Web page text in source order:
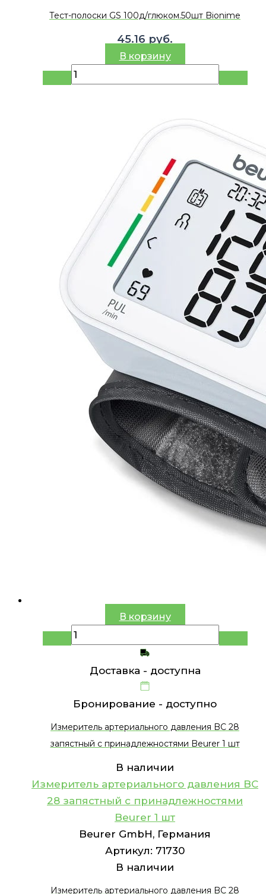
Тест-полоски GS 100д/глюком.50шт Bionime
45.16 руб.
В корзину
В корзину
Доставка - доступна
Бронирование - доступно
Измеритель артериального давления BC 28
запястный с принадлежностями Beurer 1 шт
В наличии
Измеритель артериального давления BC
28 запястный с принадлежностями
Beurer 1 шт
Beurer GmbH, Германия
Артикул: 71730
В наличии
Измеритель артериального давления BC 28